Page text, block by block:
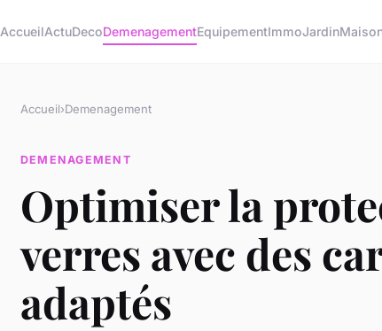
AccueilActuDecoDemenagementEquipementImmoJardin
Accueil›Demenagement
DEMENAGEMENT
Optimiser la
verres avec des
adaptés